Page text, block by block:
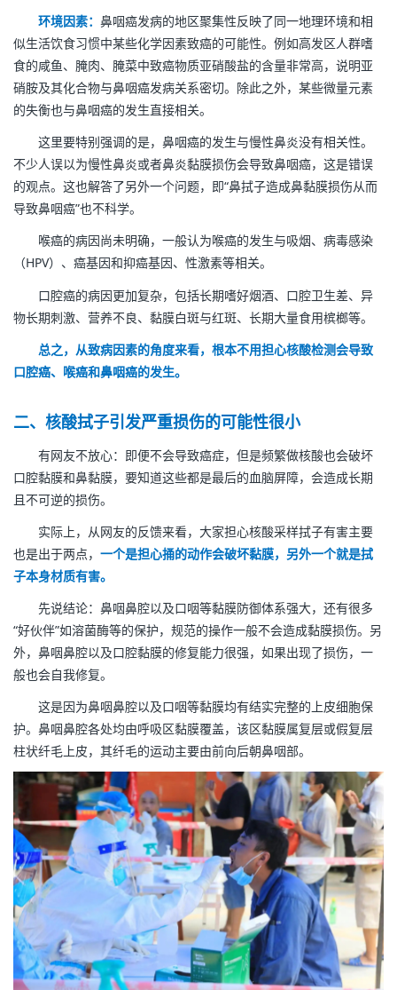
环境因素： 鼻咽癌发病的地区聚集性反映了同一地理环境和相
似生活饮食习惯中某些化学因素致癌的可能性。例如高发区人群嗜
食的咸鱼、腌肉、腌菜中致癌物质亚硝酸盐的含量非常高，说明亚
硝胺及其化合物与鼻咽癌发病关系密切。除此之外，某些微量元素
的失衡也与鼻咽癌的发生直接相关。
这里要特别强调的是，鼻咽癌的发生与慢性鼻炎没有相关性。
不少人误以为慢性鼻炎或者鼻炎黏膜损伤会导致鼻咽癌，这是错误
的观点。这也解答了另外一个问题，即“鼻拭子造成鼻黏膜损伤从而
导致鼻咽癌”也不科学。
喉癌的病因尚未明确，一般认为喉癌的发生与吸烟、病毒感染
（HPV）、癌基因和抑癌基因、性激素等相关。
口腔癌的病因更加复杂，包括长期嗜好烟酒、口腔卫生差、异
物长期刺激、营养不良、黏膜白斑与红斑、长期大量食用槟榔等。
总之，从致病因素的角度来看，根本不用担心核酸检测会导致
口腔癌、喉癌和鼻咽癌的发生。
二、核酸拭子引发严重损伤的可能性很小
有网友不放心：即便不会导致癌症，但是频繁做核酸也会破坏
口腔黏膜和鼻黏膜，要知道这些都是最后的血脑屏障，会造成长期
且不可逆的损伤。
实际上，从网友的反馈来看，大家担心核酸采样拭子有害主要
也是出于两点， 一个是担心捅的动作会破坏黏膜，另外一个就是拭
子本身材质有害。
先说结论：鼻咽鼻腔以及口咽等黏膜防御体系强大，还有很多
“好伙伴”如溶菌酶等的保护，规范的操作一般不会造成黏膜损伤。另
外，鼻咽鼻腔以及口腔黏膜的修复能力很强，如果出现了损伤，一
般也会自我修复。
这是因为鼻咽鼻腔以及口咽等黏膜均有结实完整的上皮细胞保
护。鼻咽鼻腔各处均由呼吸区黏膜覆盖，该区黏膜属复层或假复层
柱状纤毛上皮，其纤毛的运动主要由前向后朝鼻咽部。